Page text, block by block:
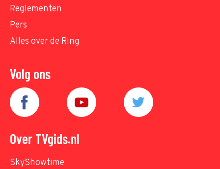
Reglementen
Pers
Alles over de Ring
Volg ons
Over TVgids.nl
SkyShowtime